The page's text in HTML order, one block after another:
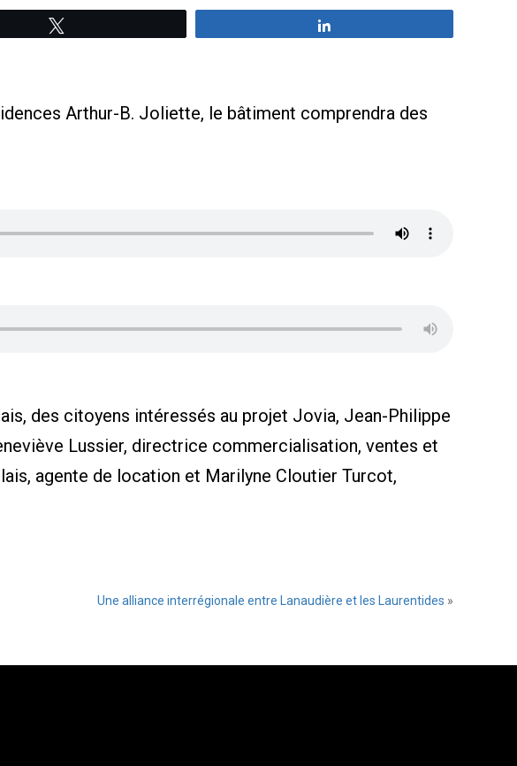
Arthur-B. Joliette, le bâtiment comprendra des
des citoyens intéressés au projet Jovia, Jean-Philippe
Lussier, directrice commercialisation, ventes et
agente de location et Marilyne Cloutier Turcot,
Une alliance interrégionale entre Lanaudière et les Laurentides »